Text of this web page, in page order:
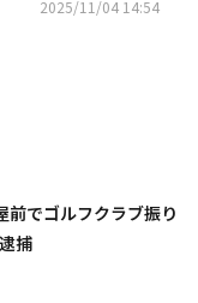
2025/11/04 14:54
前でゴルフクラブ振り
捕